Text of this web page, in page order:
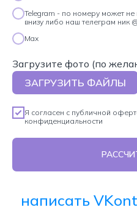
Telegram - по номеру может не
внизу либо наш телеграм ник
Max
Загрузите фото (по
ЗАГРУЗИТЬ ФАЙЛЫ
Я согласен с публичной
конфиденциальности
написать